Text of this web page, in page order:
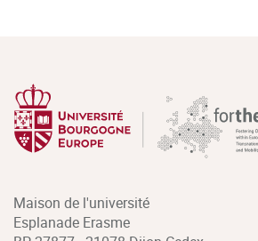
d’une étude individuelle.
Maison de l'université
Esplanade Erasme